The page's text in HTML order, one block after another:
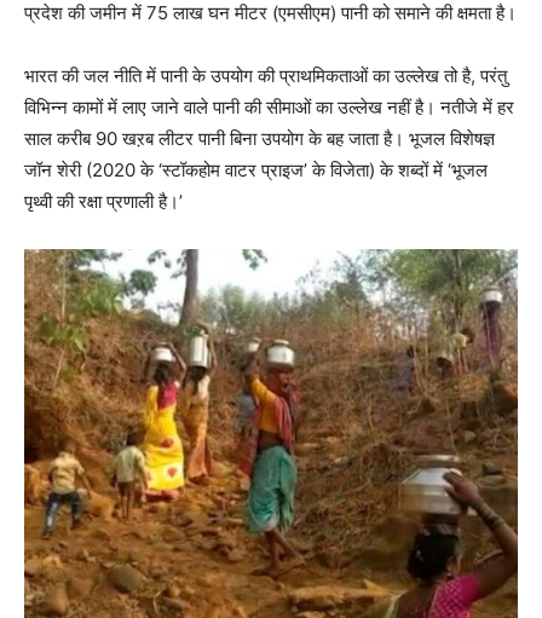
प्रदेश की जमीन में 75 लाख घन मीटर (एमसीएम) पानी को समाने की क्षमता है।
भारत की जल नीति में पानी के उपयोग की प्राथमिकताओं का उल्लेख तो है, परंतु
विभिन्न कामों में लाए जाने वाले पानी की सीमाओं का उल्लेख नहीं है। नतीजे में हर
साल करीब 90 खऱब लीटर पानी बिना उपयोग के बह जाता है। भूजल विशेषज्ञ
जॉन शेरी (2020 के ‘स्टॉकहोम वाटर प्राइज’ के विजेता) के शब्दों में ‘भूजल
पृथ्वी की रक्षा प्रणाली है।’